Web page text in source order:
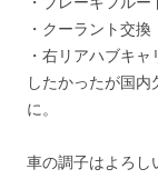
・クーラント交換
・右リアハブキ
したかったが国
に。
車の調子はよろし